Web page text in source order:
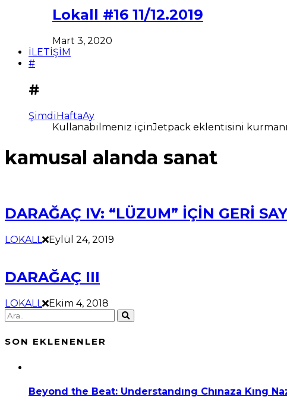
Lokall #16 11/12.2019
Mart 3, 2020
İLETİŞİM
#
#
ŞimdiHaftaAy
Kullanabilmeniz içinJetpack eklentisini
kamusal alanda sanat
DARAĞAÇ IV: “LÜZUM” İÇİN GERİ
LOKALL Eylül 24, 2019
DARAĞAÇ III
LOKALL Ekim 4, 2018
SON EKLENENLER
Beyond the Beat: Understandıng Chınaza Kıng